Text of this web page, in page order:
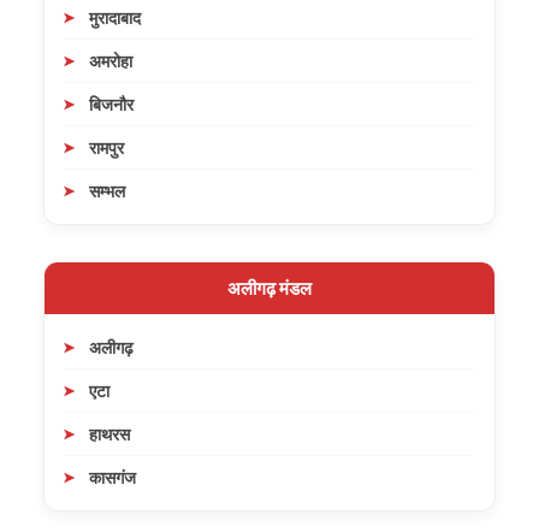
मुरादाबाद
अमरोहा
बिजनौर
रामपुर
सम्भल
अलीगढ़ मंडल
अलीगढ़
एटा
हाथरस
कासगंज